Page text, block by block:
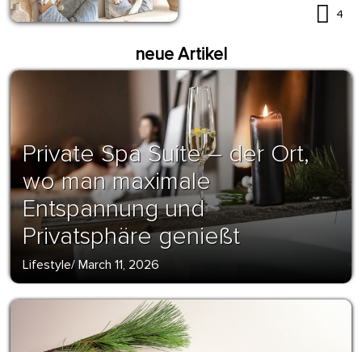
4
neue Artikel
Private Spa Suite – der Ort,
wo man maximale
Entspannung und
Privatsphäre genießt
Lifestyle/ March 11, 2026